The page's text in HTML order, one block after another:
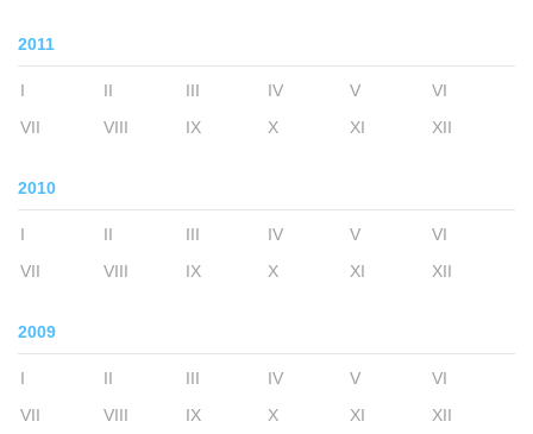
2011
I II III IV V
VI
VII
VIII IX X XI XII
2010
I II III IV V
VI
VII
VIII IX X XI XII
2009
I II III IV V
VI
VII
VIII IX X XI XII